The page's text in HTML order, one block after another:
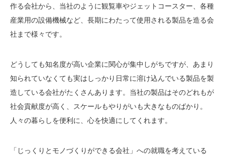
作る会社から、当社のように観覧車やジェットコースター、各種
産業用の設備機械など、長期にわたって使用される製品を造る会
社まで様々です。
どうしても知名度が高い企業に関心が集中しがちですが、あまり
知られていなくても実はしっかり日常に溶け込んでいる製品を製
造している会社がたくさんあります。当社の製品はそのどれもが
社会貢献度が高く、スケールもやりがいも大きなものばかり。
人々の暮らしを便利に、心を快適にしてくれます。
「じっくりとモノづくりができる会社」への就職を考えている